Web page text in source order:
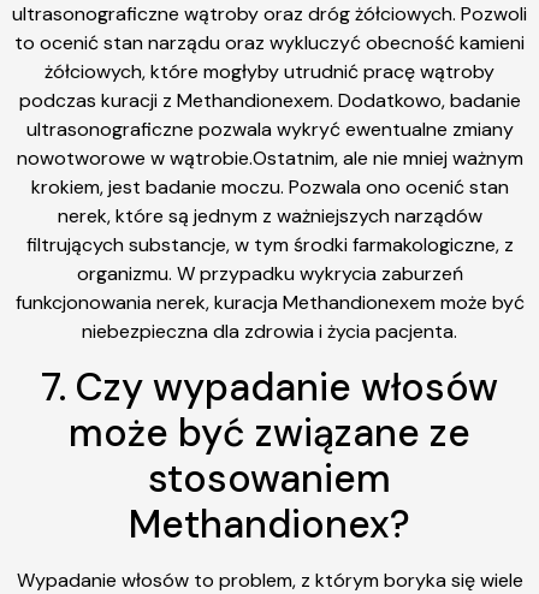
ultrasonograficzne wątroby oraz dróg żółciowych. Pozwoli
to ocenić stan narządu oraz wykluczyć obecność kamieni
żółciowych, które mogłyby utrudnić pracę wątroby
podczas kuracji z Methandionexem. Dodatkowo, badanie
ultrasonograficzne pozwala wykryć ewentualne zmiany
nowotworowe w wątrobie.Ostatnim, ale nie mniej ważnym
krokiem, jest badanie moczu. Pozwala ono ocenić stan
nerek, które są jednym z ważniejszych narządów
filtrujących substancje, w tym środki farmakologiczne, z
organizmu. W przypadku wykrycia zaburzeń
funkcjonowania nerek, kuracja Methandionexem może być
niebezpieczna dla zdrowia i życia pacjenta.
7. Czy wypadanie włosów
może być związane ze
stosowaniem
Methandionex?
Wypadanie włosów to problem, z którym boryka się wiele